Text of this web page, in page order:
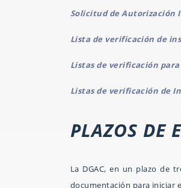
Solicitud de Autorización
Lista de verificación de
Listas de verificación
Listas de verificación de
PLAZOS DE
La DGAC, en un plazo de
documentación para iniciar